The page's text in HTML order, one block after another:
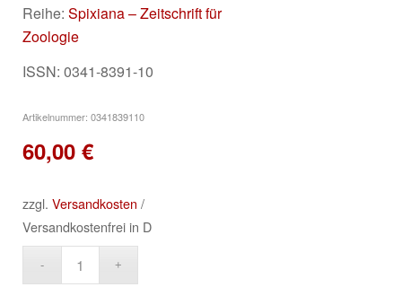
Reihe: Spixiana – Zeitschrift für
Zoologie
ISSN: 0341-8391-10
Artikelnummer: 0341839110
60,00 €
zzgl. Versandkosten /
Versandkostenfrei in D